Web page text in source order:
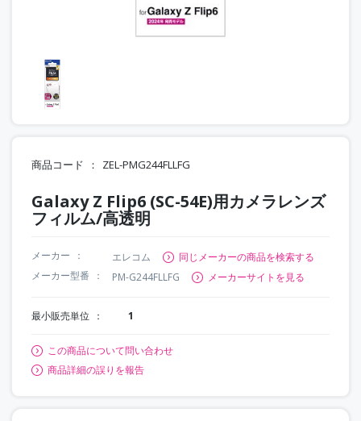
商品コード ZEL-PMG244FLLFG
Galaxy Z Flip6 (SC-54E)用カメラレンズ
フィルム/高透明
メーカー エレコム
同じメーカーの商品を検索する
メーカー型番
PM-G244FLLFG メーカーサイトを見る
最小販売単位 1
この商品について問い合わせ
商品詳細の誤りを報告